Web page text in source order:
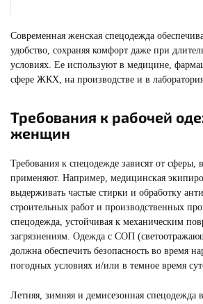
Смотреть
Современная женская спецодежда
удобство, сохраняя комфорт даже при
условиях. Ее используют в медицине,
сфере ЖКХ, на производстве и в
Требования к рабочей
женщин
Требования к спецодежде зависят от сферы,
применяют. Например, медицинская
выдерживать частые стирки и обработку
строительных работ и производственных
спецодежда, устойчивая к механическим
загрязнениям. Одежда с СОП
должна обеспечить безопасность во время
погодных условиях и/или в темное время
Летняя, зимняя и демисезонная спецодежда